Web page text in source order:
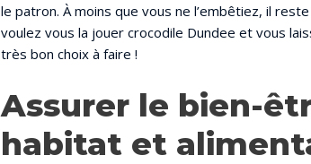
le patron. À moins que vous ne l’embêtiez, il
voulez vous la jouer crocodile Dundee et vous
très bon choix à faire !
Assurer le bien-
habitat et